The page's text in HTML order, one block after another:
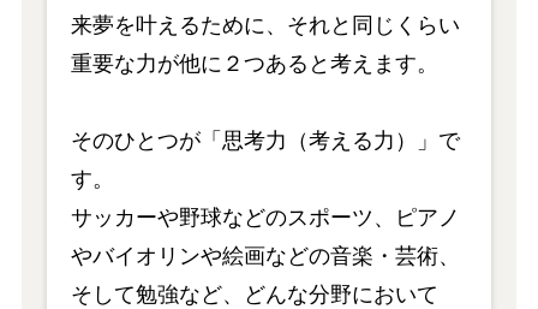
来夢を叶えるために、それと同じくらい
重要な力が他に２つあると考えます。
そのひとつが「思考力（考える力）」で
す。
サッカーや野球などのスポーツ、ピアノ
やバイオリンや絵画などの音楽・芸術、
そして勉強など、どんな分野において